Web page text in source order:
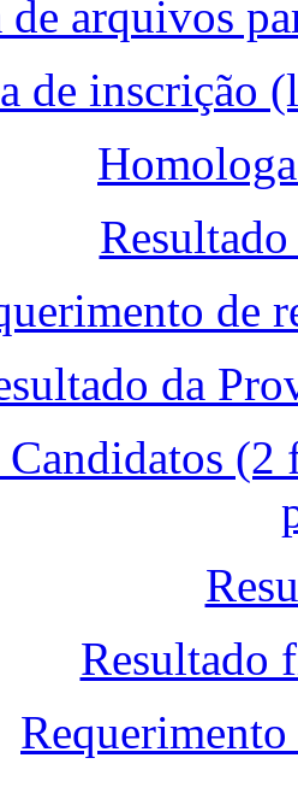
de arquivos
de inscrição
de
da
Candidatos
Resultado
Requerimento